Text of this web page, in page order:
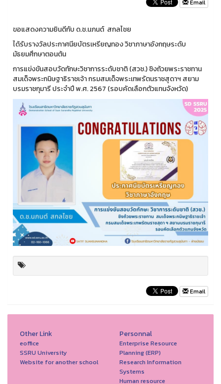
Email
ขอแสดงความยินดีกับ ด.ช.นภนต์ สกลไชย
ได้รับรางวัลประกาศนียบัตรเหรียญทอง วิชาภาษาอังกฤษระดับ
มัธยมศึกษาตอนต้น
การแข่งขันสอบวัดทักษะวิชาการระดับชาติ (สวช.) ชิงถ้วยพระราชทาน
สมเด็จพระกนิษฐาธิราชเจ้า กรมสมเด็จพระเทพรัตนราชสุดาฯ สยาม
บรมราชกุมารี ประจำปี พ.ศ. 2567 (รอบคัดเลือกตัวแทนจังหวัด)
Email
Other Link
eoffice
SSRU University
Website for another school
Personnal
Enterprise Resource
Planning (ERP)
Research Information
Systems
Human resource